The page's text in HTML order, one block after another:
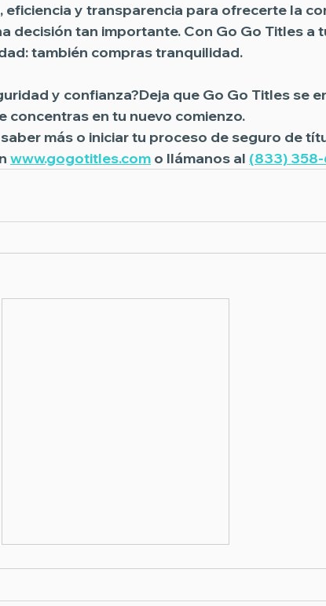
eficiencia y transparencia para ofrecerte la
decisión tan importante. Con Go Go Titles a
también compras tranquilidad.
y confianza?Deja que Go Go Titles se
concentras en tu nuevo comienzo.
más o iniciar tu proceso de seguro de
www.gogotitles.com o llámanos al (833)